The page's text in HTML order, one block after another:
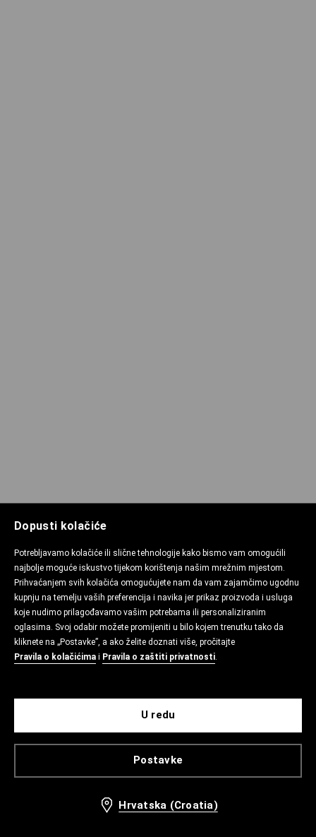
Dopusti kolačiće
Potrebljavamo kolačiće ili slične tehnologije kako bismo vam omogućili
najbolje moguće iskustvo tijekom korištenja našim mrežnim mjestom.
Prihvaćanjem svih kolačića omogućujete nam da vam zajamčimo ugodnu
kupnju na temelju vaših preferencija i navika jer prikaz proizvoda i usluga
koje nudimo prilagođavamo vašim potrebama ili personaliziranim
oglasima. Svoj odabir možete promijeniti u bilo kojem trenutku tako da
kliknete na „Postavke”, a ako želite doznati više, pročitajte
Pravila o kolačićima i Pravila o zaštiti privatnosti.
Postavke
U redu
Hrvatska (Croatia)